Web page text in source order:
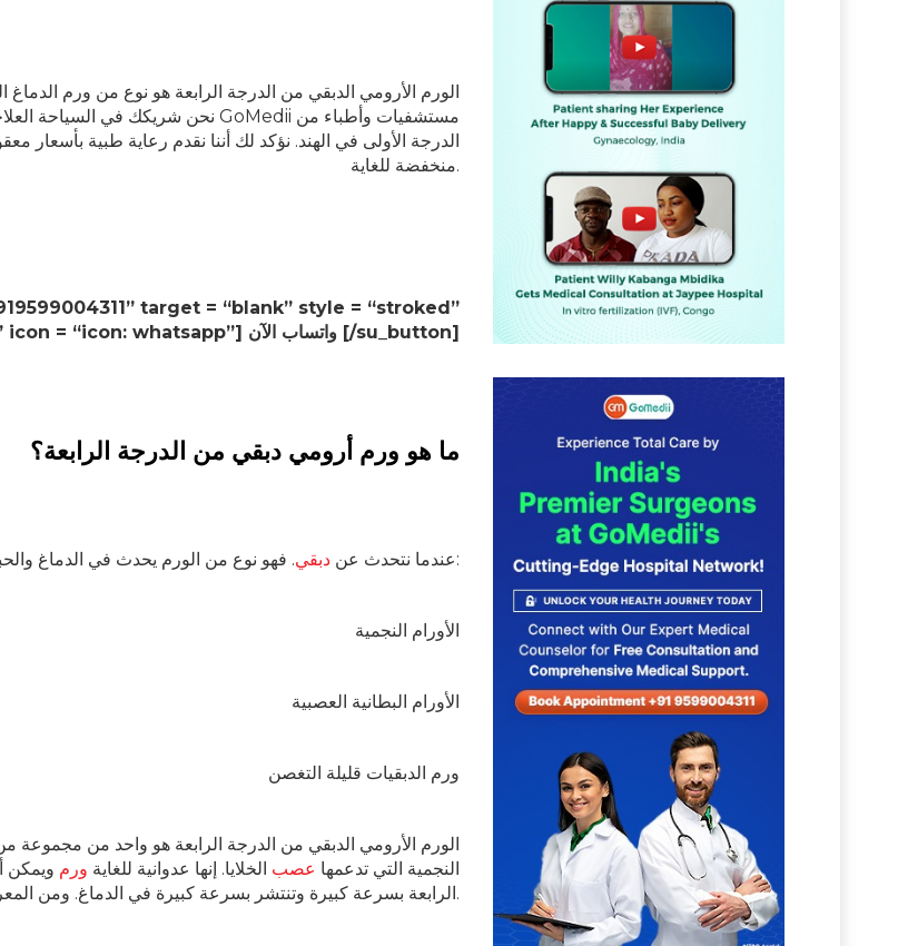
الورم الأرومي الدبقي من الدرجة الرابعة هو نوع من ورم
الدرجة الأولى في الهند. نؤكد لك أننا نقدم رعاية طبية بأسعار
منخفضة للغاية.
الخلفية = “#2def2f” size = “4” icon = “icon: whatsapp”] واتساب الآن [/su_button]
ما هو ورم أرومي دبقي من الدرجة الرابعة؟
عندما نتحدث عن دبقي . فهو نوع من الورم يحدث في الدماغ والحبل الشوكي. هناك ثلاثة أنواع من الورم الدبقي. ويشمل:
الأورام النجمية
الأورام البطانية العصبية
ورم الدبقيات قليلة التغصن
الورم الأرومي الدبقي من الدرجة الرابعة هو واحد من مجموعة
النجمية التي تدعمها عصب الخلايا. إنها عدوانية للغاية ورم ويمكن
الرابعة بسرعة كبيرة وتنتشر بسرعة كبيرة في الدماغ. ومن المعروف أيضا باسم متعدد الأشكال.